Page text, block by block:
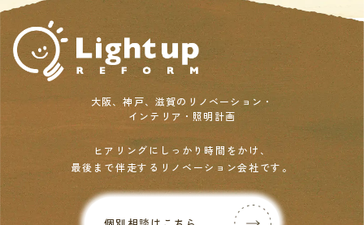
大阪、神戸、滋賀のリノベーション・
インテリア・照明計画
ヒアリングにしっかり時間をかけ、
最後まで伴走するリノベーション会社です。